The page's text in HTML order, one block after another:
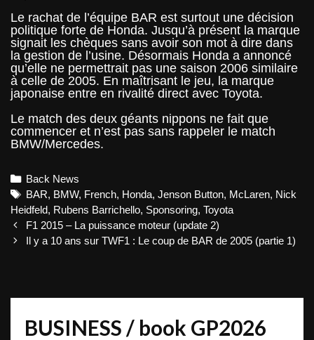
Le rachat de l’équipe BAR est surtout une décision
politique forte de Honda. Jusqu’à présent la marque
signait les chèques sans avoir son mot à dire dans
la gestion de l’usine. Désormais Honda a annoncé
qu’elle ne permettrait pas une saison 2006 similaire
à celle de 2005. En maîtrisant le jeu, la marque
japonaise entre en rivalité direct avec Toyota.
Le match des deux géants nippons ne fait que
commencer et n’est pas sans rappeler le match
BMW/Mercedes.
Categories
Back News
Tags
BAR, BMW, French, Honda,Jenson Button, McLaren, Nick
Heidfeld, Rubens Barrichello, Sponsoring, Toyota
Post
navigation
F1 2015 – La puissance moteur (update 2)
Il y a 10 ans sur TWF1 : Le coup de BAR de 2005 (partie 1)
BUSINESS / book GP2026